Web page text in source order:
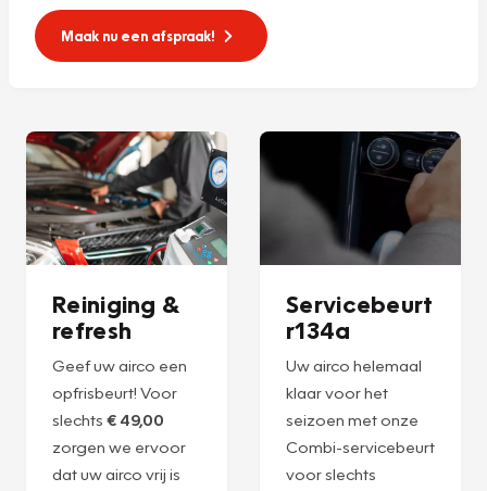
Maak nu een afspraak!
Reiniging &
refresh
Geef uw airco een
opfrisbeurt! Voor
slechts € 49,00
zorgen we ervoor
dat uw airco vrij is
Servicebeurt
r134a
Uw airco helemaal
klaar voor het
seizoen met onze
Combi-servicebeurt
voor slechts